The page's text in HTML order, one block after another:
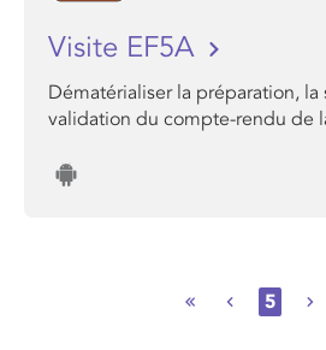
Visite EF5A
Dématérialiser la préparation, la
validation du compte-rendu de
5